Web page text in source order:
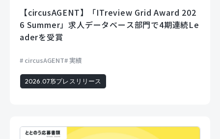
【circusAGENT】「ITreview Grid Award 202
6 Summer」求人データベース部門で4期連続Le
aderを受賞
circusAGENT 実績
2026.07.15プレスリリース